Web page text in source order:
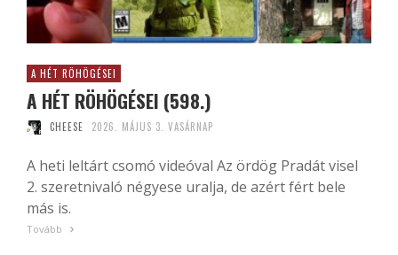
A HÉT RÖHÖGÉSEI
A HÉT RÖHÖGÉSEI (598.)
CHEESE 2026. MÁJUS 3. VASÁRNAP
A heti leltárt csomó videóval Az ördög Pradát visel
2. szeretnivaló négyese uralja, de azért fért bele
más is.
Tovább